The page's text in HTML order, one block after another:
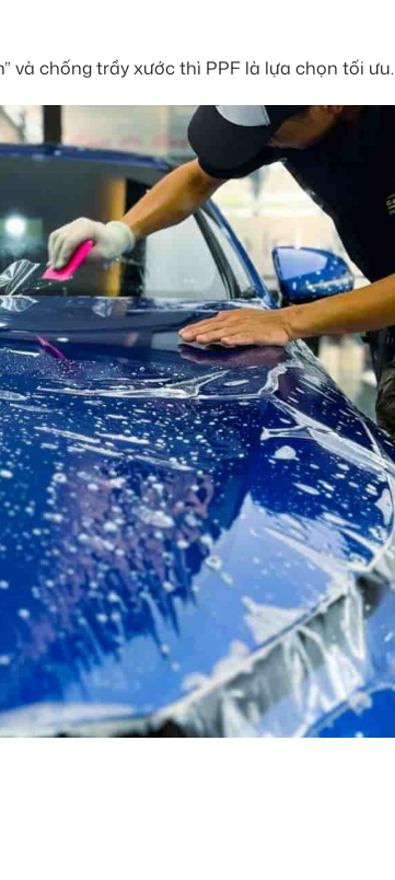
và chống trầy xước thì PPF là lựa chọn tối ưu.